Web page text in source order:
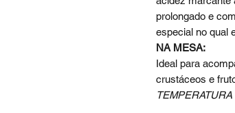
prolongado e
especial no qual
NA MESA:
Ideal para
crustáceos e